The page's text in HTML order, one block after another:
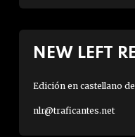
NEW LEFT
Edición en castellano
nlr@traficantes.net